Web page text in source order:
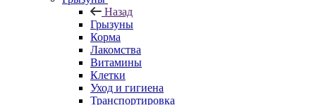
Назад
Грызуны
Корма
Лакомства
Витамины
Клетки
Уход и гигиена
Транспортировка